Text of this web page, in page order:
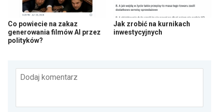
Co powiecie na zakaz
generowania filmów AI przez
polityków?
Jak zrobić na kurnikach
inwestycyjnych
Dodaj komentarz